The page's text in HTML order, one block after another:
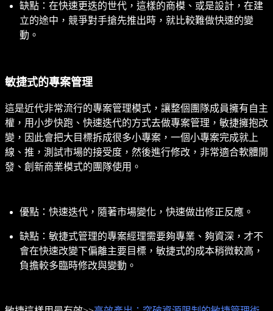
缺點：在快速更迭的世代，這樣的商模、或是設計，在建
立的途中，競爭對手搶先推出時，就比較難做快速的變
動。
敏捷式的專案管理
這是近代非常流行的專案管理模式，讓整個團隊成員擁有自主
權，用小步快跑、快速迭代的方式去做專案管理，敏捷擁抱改
變，因此會把大目標拆成很多小專案，一個小專案完成就上
線、推，測試市場的接受度，然後進行修改，非常適合軟體開
發、創新商業模式的團隊使用。
優點：快速迭代，隨著市場變化，快速做出修正反應。
缺點：敏捷式管理的專案經理需要夠專業、夠資深，才不
會在快速改變下偏離主要目標，敏捷式的成本稍微較高，
負擔較多臨時修改與變動。